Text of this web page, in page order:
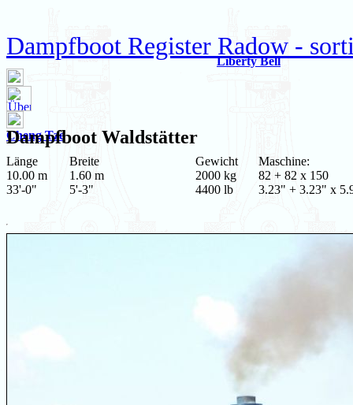
Dampfboot Register Radow -
Liberty Bell
Cheng Tze
Dampfboot Waldstätter
Länge
10.00 m
33'-0"
Breite
1.60 m
5'-3"
Gewicht
2000 kg
4400 lb
Maschine:
82 + 82 x 150
3.23" + 3.23" x